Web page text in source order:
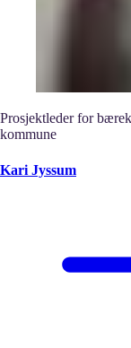
Prosjektleder for
kommune
Kari Jyssum